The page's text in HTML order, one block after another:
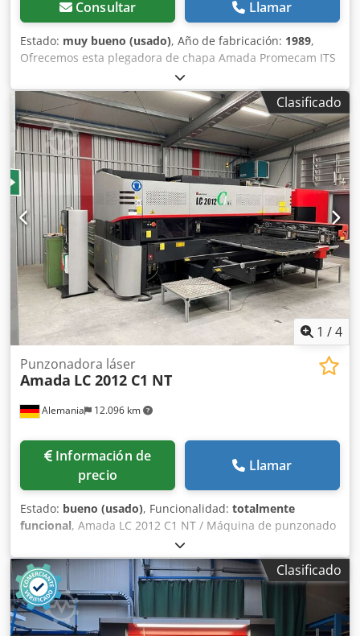
Consultar Llamar
Estado: muy bueno (usado), Año de fabricación: 1989,
Ofrecemos esta plegadora de chapa Amada Promecam ITS
50-20, en muy buen estado de conservación, fabricada en
1989. Fabricante: Amada Promecam Crodpfx Aszp Siaopyjf
Si tiene alguna pregunta o necesita más información, no
dude en enviarnos un mensaje o llamarnos.
Clasificado
1 /4
Alemania 12.096 km
Punzonadora láser
Amada LC 2012 C1 NT
Información de
precio
Llamar
Estado: bueno (usado), Funcionalidad: totalmente
funcional, Amada LC 2012 C1 NT / Máquina de punzonado
y corte láser, Csdpfozp D H Dsx Apysrf Año de fabricación:
2012, Control: AMNG - Serie Fanuc, Fuerza de punzonado:
200 kN, Área de punzonado: 2500 x 1270 mm, Potencia del
láser: 2500 W, Área de corte láser: 2000 x 1270 mm,
Recorrido del eje Z: 100 mm, Carga máxima de la mesa:
150 kg, Revólver con 46 estaciones.
Clasificado